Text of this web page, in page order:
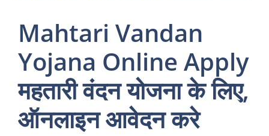
Mahtari Vandan
Yojana Online Apply
महतारी वंदन योजना के लिए,
ऑनलाइन आवेदन करे